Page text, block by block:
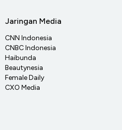
Jaringan Media
CNN Indonesia
CNBC Indonesia
Haibunda
Beautynesia
Female Daily
CXO Media